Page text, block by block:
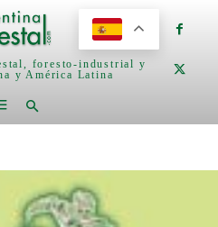
foresto-industrial y
y América Latina